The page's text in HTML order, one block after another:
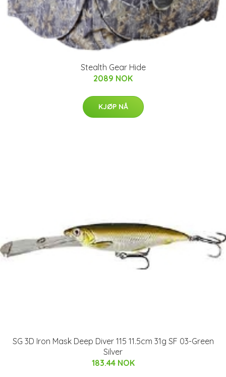
Stealth Gear Hide
2089 NOK
KJØP NÅ
SG 3D Iron Mask Deep Diver 115 11.5cm 31g SF 03-Green
Silver
183.44 NOK